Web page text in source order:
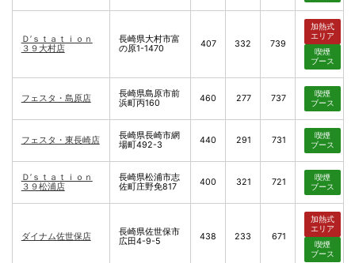
Ｄ’ｓｔａｔｉｏｎ
３９大村店
長崎県大村市富
の原1-1470
407 332 739
加熱式
エリア
喫煙
ブース
フェスタ・島原店
長崎県島原市前
浜町丙160
460 277 737
喫煙
ブース
フェスタ・東長崎店
長崎県長崎市網
場町492-3
440 291 731
喫煙
ブース
Ｄ’ｓｔａｔｉｏｎ
３９松浦店
長崎県松浦市志
佐町庄野免817
400 321 721
喫煙
ブース
ダイナム佐世保店
長崎県佐世保市
広田4-9-5
438 233 671
加熱式
エリア
喫煙
ブース